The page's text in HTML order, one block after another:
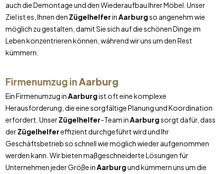
auch die Demontage und den Wiederaufbau Ihrer Möbel. Unser
Ziel ist es, Ihnen den ZügelhelferinAarburgso angenehm wie
möglich zu gestalten, damit Sie sich auf die schönen Dinge im
Leben konzentrieren können, während wir uns um den Rest
kümmern.
Firmenumzug inAarburg
Ein Firmenumzug inAarburgist oft eine komplexe
Herausforderung, die eine sorgfältige Planung und Koordination
erfordert. UnserZügelhelfer-Team inAarburgsorgt dafür, dass
derZügelhelfereffizient durchgeführt wird und Ihr
Geschäftsbetrieb so schnell wie möglich wieder aufgenommen
werden kann. Wir bieten maßgeschneiderte Lösungen für
Unternehmen jeder Größe inAarburgund kümmern uns um die